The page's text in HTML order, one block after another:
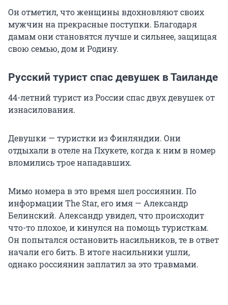
Он отметил, что женщины вдохновляют своих
мужчин на прекрасные поступки. Благодаря
дамам они становятся лучше и сильнее, защищая
свою семью, дом и Родину.
Русский турист спас девушек в Таиланде
44-летний турист из России спас двух девушек от
изнасилования.
Девушки — туристки из Финляндии. Они
отдыхали в отеле на Пхукете, когда к ним в номер
вломились трое нападавших.
Мимо номера в это время шел россиянин. По
информации The Star, его имя — Александр
Белинский. Александр увидел, что происходит
что-то плохое, и кинулся на помощь туристкам.
Он попытался остановить насильников, те в ответ
начали его бить. В итоге насильники ушли,
однако россиянин заплатил за это травмами.